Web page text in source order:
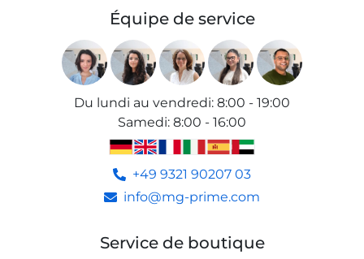
Équipe de service
Du lundi au vendredi: 8:00 - 19:00
Samedi: 8:00 - 16:00
+49 9321 90207 03
info@mg-prime.com
Service de boutique